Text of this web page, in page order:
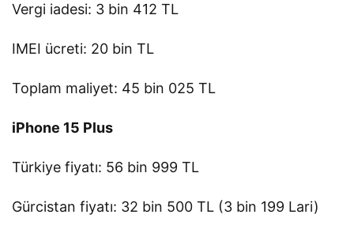
Vergi iadesi: 3 bin 412 TL
IMEI ücreti: 20 bin TL
Toplam maliyet: 45 bin 025 TL
iPhone 15 Plus
Türkiye fiyatı: 56 bin 999 TL
Gürcistan fiyatı: 32 bin 500 TL (3 bin 199 Lari)